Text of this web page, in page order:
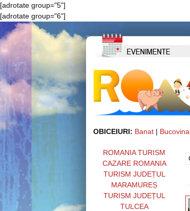
[adrotate group="5"]
[adrotate group="6"]
OBICEIURI: Banat | Bucovina
ROMANIA TURISM
CAZARE ROMANIA
TURISM JUDEȚUL
MARAMUREȘ
TURISM JUDEȚUL
TULCEA